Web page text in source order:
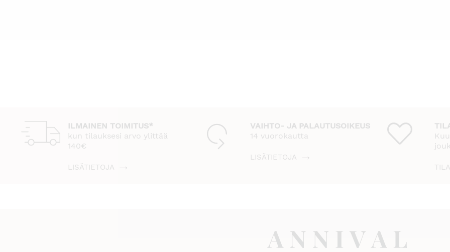
ILMAINEN TOIMITUS*
kun tilauksesi arvo ylittää
140€
LISÄTIETOJA
VAIHTO- JA PALAUTUSOIKEUS
14 vuorokautta
LISÄTIETOJA